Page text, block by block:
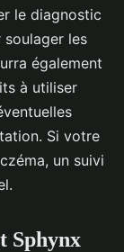
le diagnostic
les
également
à utiliser
Si votre
un suivi
Sphynx